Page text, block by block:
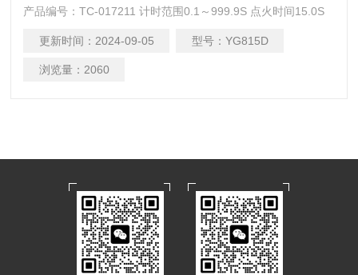
产品编号：TC-017211 计时范围0.1～999.9S 点火时间15.0S
AC220V, 50Hz
更新时间： 2024-09-05 型号： YG815D
浏览量： 2060